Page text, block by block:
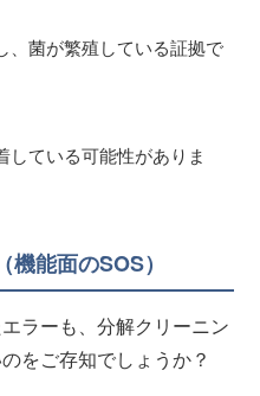
、菌が繁殖している証拠で
している可能性がありま
能面のSOS）
ラーも、分解クリーニン
をご存知でしょうか？